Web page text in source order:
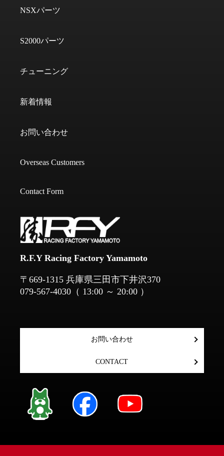
R.F.Y Racing Factory Yamamoto
​​​​​​​〒669-1315 兵庫県三田市下井沢370
079-567-4030（ 13:00 ～ 20:00 ）
お問い合わせ
CONTACT
NSXパーツ
S2000パーツ
チューニング
新着情報
お問い合わせ
Overseas Customers
Contact Form